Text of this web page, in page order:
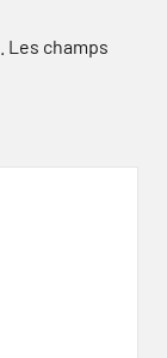
Les champs